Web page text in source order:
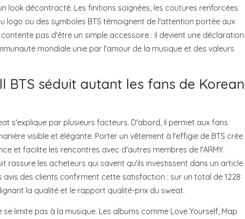
look décontracté. Les finitions soignées, les coutures renforcées
logo ou des symboles BTS témoignent de l'attention portée aux
pas d'être un simple accessoire : il devient une déclaration
mondiale unie par l'amour de la musique et des valeurs
BTS séduit autant les fans de Korean
s'explique par plusieurs facteurs. D'abord, il permet aux fans
visible et élégante. Porter un vêtement à l'effigie de BTS crée
et facilite les rencontres avec d'autres membres de l'ARMY.
rassure les acheteurs qui savent qu'ils investissent dans un article
des clients confirment cette satisfaction : sur un total de 1228
la qualité et le rapport qualité-prix du sweat.
se limite pas à la musique. Les albums comme Love Yourself, Map